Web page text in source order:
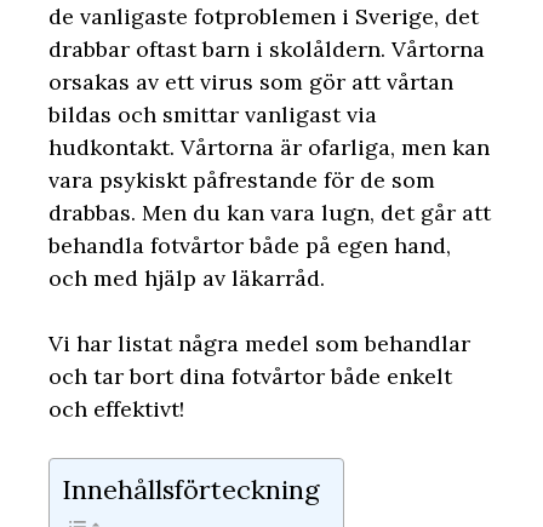
de vanligaste fotproblemen i Sverige, det
drabbar oftast barn i skolåldern. Vårtorna
orsakas av ett virus som gör att vårtan
bildas och smittar vanligast via
hudkontakt. Vårtorna är ofarliga, men kan
vara psykiskt påfrestande för de som
drabbas. Men du kan vara lugn, det går att
behandla fotvårtor både på egen hand,
och med hjälp av läkarråd.
Vi har listat några medel som behandlar
och tar bort dina fotvårtor både enkelt
och effektivt!
Innehållsförteckning